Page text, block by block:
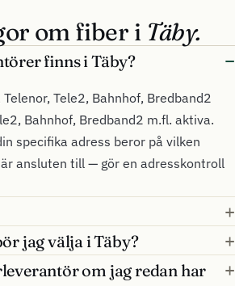
om fiber i Täby.
finns i Täby?
Tele2, Bahnhof, Bredband2
Bahnhof, Bredband2 m.fl. aktiva.
specifika adress beror på vilken
ansluten till — gör en adresskontroll
jag välja i Täby?
om jag redan har